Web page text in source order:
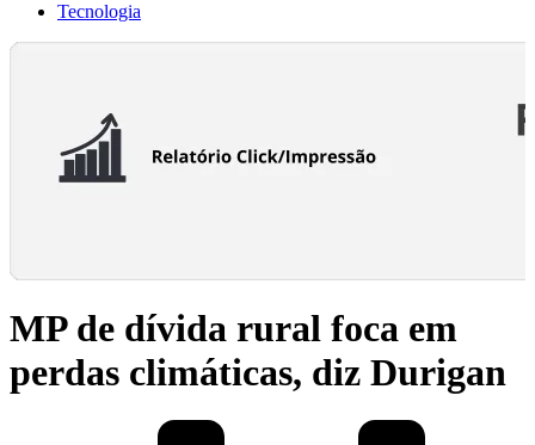
Tecnologia
MP de dívida rural foca em
perdas climáticas, diz Durigan